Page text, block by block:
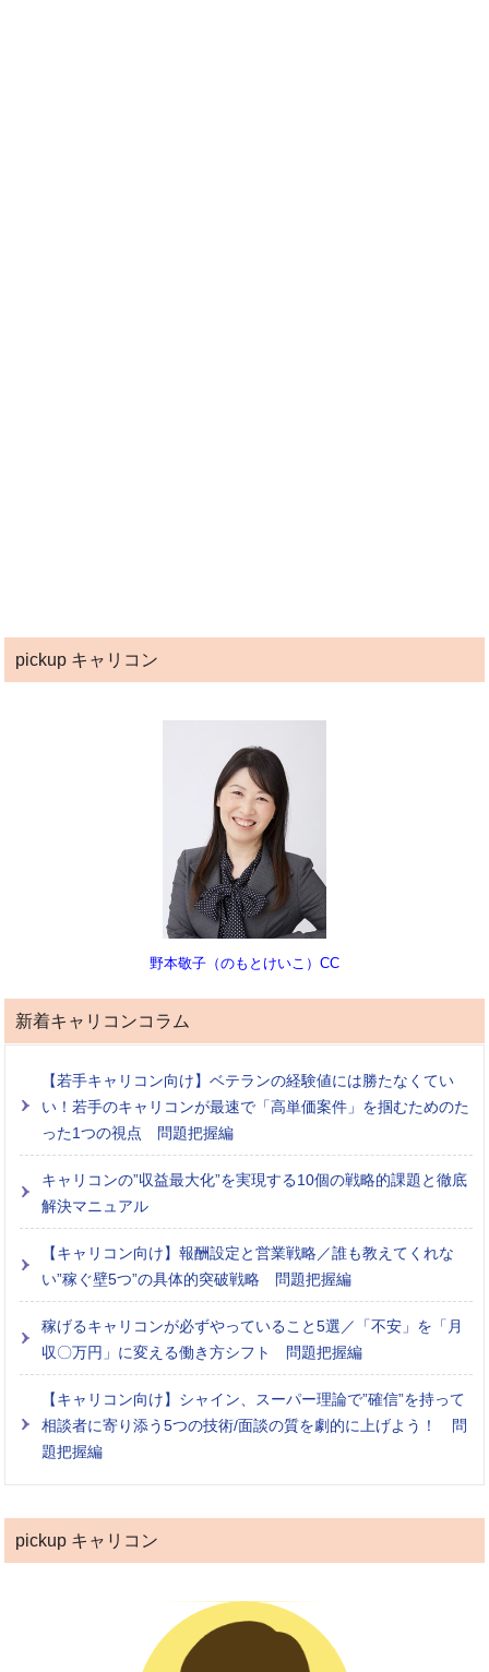
pickup キャリコン
野本敬子（のもとけいこ）CC
新着キャリコンコラム
【若手キャリコン向け】ベテランの経験値には勝たなくてい
い！若手のキャリコンが最速で「高単価案件」を掴むためのた
った1つの視点 問題把握編
キャリコンの”収益最大化”を実現する10個の戦略的課題と徹底
解決マニュアル
【キャリコン向け】報酬設定と営業戦略／誰も教えてくれな
い”稼ぐ壁5つ”の具体的突破戦略 問題把握編
稼げるキャリコンが必ずやっていること5選／「不安」を「月
収〇万円」に変える働き方シフト 問題把握編
【キャリコン向け】シャイン、スーパー理論で”確信”を持って
相談者に寄り添う5つの技術/面談の質を劇的に上げよう！ 問
題把握編
pickup キャリコン